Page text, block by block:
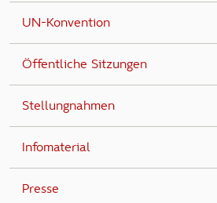
UN-Konvention
Öffentliche Sitzungen
Stellungnahmen
Infomaterial
Presse